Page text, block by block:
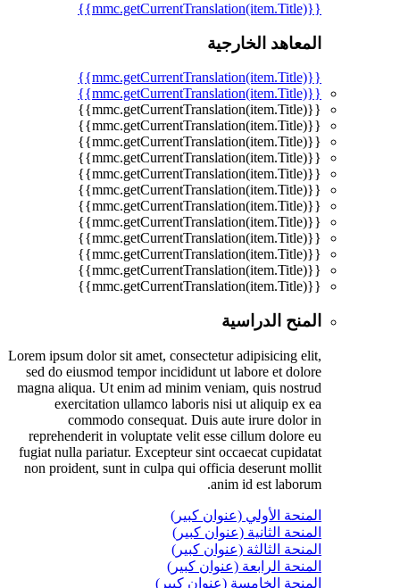
{{mmc.getCurrentTranslation(item.Title)}}
المعاهد الخارجية
{{mmc.getCurrentTranslation(item.Title)}}
{{mmc.getCurrentTranslation(item.Title)}}
{{mmc.getCurrentTranslation(item.Title)}}
{{mmc.getCurrentTranslation(item.Title)}}
{{mmc.getCurrentTranslation(item.Title)}}
{{mmc.getCurrentTranslation(item.Title)}}
{{mmc.getCurrentTranslation(item.Title)}}
{{mmc.getCurrentTranslation(item.Title)}}
{{mmc.getCurrentTranslation(item.Title)}}
{{mmc.getCurrentTranslation(item.Title)}}
{{mmc.getCurrentTranslation(item.Title)}}
{{mmc.getCurrentTranslation(item.Title)}}
{{mmc.getCurrentTranslation(item.Title)}}
{{mmc.getCurrentTranslation(item.Title)}}
المنح الدراسية
Lorem ipsum dolor sit amet, consectetur adipisicing elit,
sed do eiusmod tempor incididunt ut labore et dolore
magna aliqua. Ut enim ad minim veniam, quis nostrud
exercitation ullamco laboris nisi ut aliquip ex ea
commodo consequat. Duis aute irure dolor in
reprehenderit in voluptate velit esse cillum dolore eu
fugiat nulla pariatur. Excepteur sint occaecat cupidatat
non proident, sunt in culpa qui officia deserunt mollit
anim id est laborum.
المنحة الأولي (عنوان كبير)
المنحة الثانية (عنوان كبير)
المنحة الثالثة (عنوان كبير)
المنحة الرابعة (عنوان كبير)
المنحة الخامسة (عنوان كبير)